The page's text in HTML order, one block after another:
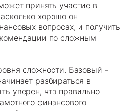
принять участие в
хорошо он
вопросах, и получить
по сложным
сложности. Базовый –
разбираться в
уверен, что правильно
финансового